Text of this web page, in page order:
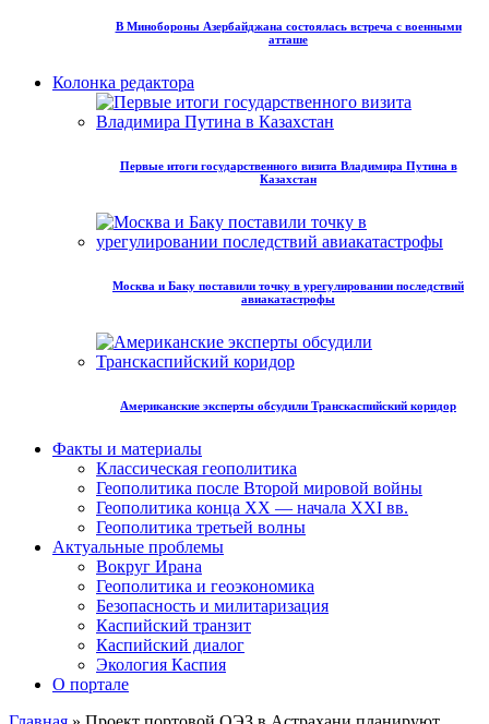
В Минобороны Азербайджана состоялась встреча с военными
атташе
Колонка редактора
Первые итоги государственного визита Владимира Путина в
Казахстан
Москва и Баку поставили точку в урегулировании последствий
авиакатастрофы
Американские эксперты обсудили Транскаспийский коридор
Факты и материалы
Классическая геополитика
Геополитика после Второй мировой войны
Геополитика конца XX — начала XXI вв.
Геополитика третьей волны
Актуальные проблемы
Вокруг Ирана
Геополитика и геоэкономика
Безопасность и милитаризация
Каспийский транзит
Каспийский диалог
Экология Каспия
О портале